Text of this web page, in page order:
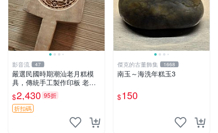
影音流 47
嚴選民國時期潮汕老月糕模
具，傳統手工製作印板 老月
糕模具 潮汕文化 古董印板
$2,430 95折
折扣碼
傑克的古董飾集 1668
南玉～海洗年糕玉3
$150